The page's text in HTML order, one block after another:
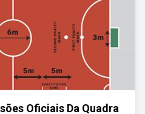
Oficiais Da Quadra